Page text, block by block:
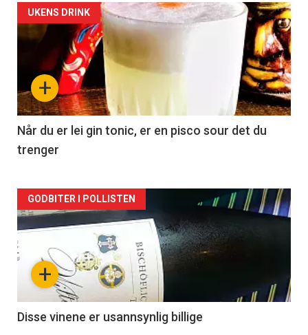
Forsiden
akkurat
nå
-
2
+
UKENS DRINK
Når du er lei gin tonic, er en pisco sour det du
trenger
Forsiden
akkurat
nå
3
+
GODBITER I POLLISTEN
Disse vinene er usannsynlig billige